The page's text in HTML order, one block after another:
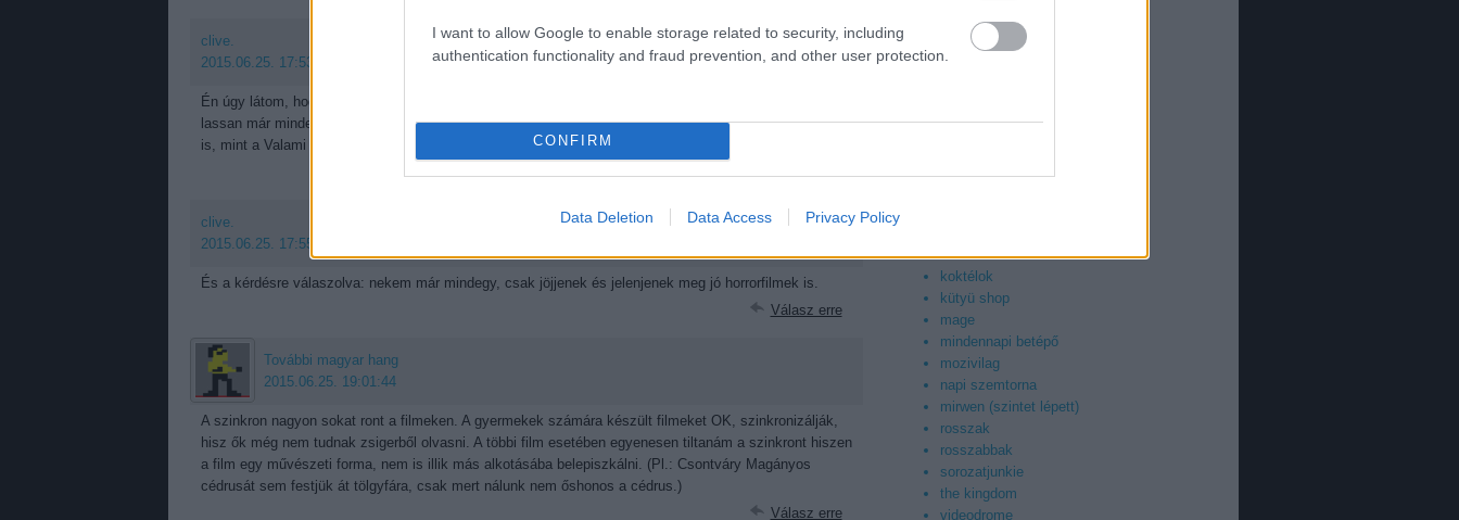
I want to allow Google to enable storage related to security, including
authentication functionality and fraud prevention, and other user protection.
CONFIRM
Data Deletion Data Access Privacy Policy
clive.
2015.06.25. 17:53:21
Én úgy látom, hogy úgy eltűntek dajnos a horrorfilmek a hazai mozikból, pláne a DVD piacról, hogy
lassan már mindennek örülünk, ami horror és vmilyen formában megérkezik hozzánk. Pláne, ha még jó
is, mint a Valami követ.
Válasz erre
clive.
2015.06.25. 17:55:13
És a kérdésre válaszolva: nekem már mindegy, csak jöjjenek és jelenjenek meg jó horrorfilmek is.
Válasz erre
További magyar hang
2015.06.25. 19:01:44
A szinkron nagyon sokat ront a filmeken. A gyermekek számára készült filmeket OK, szinkronizálják,
hisz ők még nem tudnak zsigerből olvasni. A többi film esetében egyenesen tiltanám a szinkront hiszen
a film egy művészeti forma, nem is illik más alkotásába belepiszkálni. (Pl.: Csontváry Magányos
cédrusát sem festjük át tölgyfára, csak mert nálunk nem őshonos a cédrus.)
Válasz erre
asiafan
az igazi
filmbuzi
korea-fan
koktélok
kütyü shop
mage
mindennapi betépő
mozivilag
napi szemtorna
mirwen (szintet lépett)
rosszak
rosszabbak
sorozatjunkie
the kingdom
videodrome